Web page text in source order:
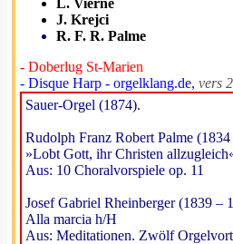
L. Vierne
J. Krejci
R. F. R. Palme
- Doberlug St-Marien
- Disque Harp - orgelklang.de, vers
Sauer-Orgel (1874).
Rudolph Franz Robert Palme
»Lobt Gott, ihr Christen
Aus: 10 Choralvorspiele op. 11
Josef Gabriel Rheinberger (1839 –
Alla marcia h/H
Aus: Meditationen. Zwölf